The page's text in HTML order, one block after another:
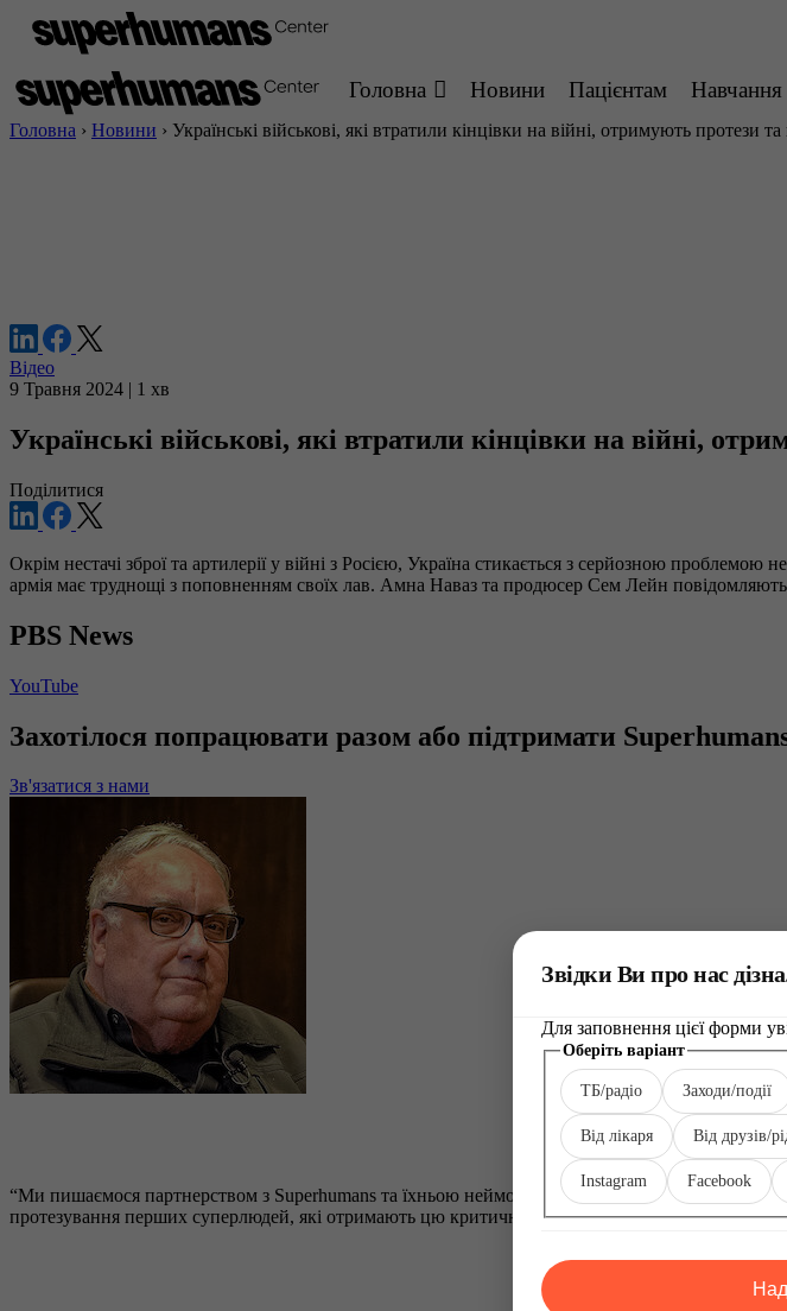
Головна Новини Пацієнтам Навчання
Головна › Новини › Українські військові, які втратили кінцівки на війні, отримують протези
Відео
9 Травня 2024 | 1 хв
Українські військові, які втратили кінцівки на війні,
Поділитися
Окрім нестачі зброї та артилерії у війні з Росією, Україна стикається з серйозною проблемою
армія має труднощі з поповненням своїх лав. Амна Наваз та продюсер Сем Лейн
PBS News
YouTube
Захотілося попрацювати разом або підтримати
Зв'язатися з нами
“Ми пишаємося партнерством з Superhumans та їхньою неймовірно відданою командою. Наш
протезування перших суперлюдей, які отримають цю критично важливу допомогу.”
Звідки Ви про нас
Для заповнення цієї форми
варіант
Оберіть
Інше
Оберіть варіант
ТБ/радіо Заходи/події
Від лікаря Від друзів/
Instagram Facebook